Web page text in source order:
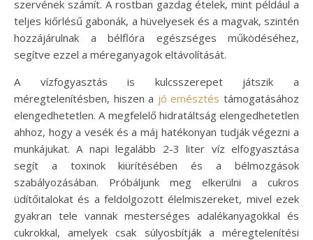
szervének számít. A rostban gazdag ételek, mint például a
teljes kiőrlésű gabonák, a hüvelyesek és a magvak, szintén
hozzájárulnak a bélflóra egészséges működéséhez,
segítve ezzel a méreganyagok eltávolítását.
A vízfogyasztás is kulcsszerepet játszik a
méregtelenítésben, hiszen a jó emésztés támogatásához
elengedhetetlen. A megfelelő hidratáltság elengedhetetlen
ahhoz, hogy a vesék és a máj hatékonyan tudják végezni a
munkájukat. A napi legalább 2-3 liter víz elfogyasztása
segít a toxinok kiürítésében és a bélmozgások
szabályozásában. Próbáljunk meg elkerülni a cukros
üdítőitalokat és a feldolgozott élelmiszereket, mivel ezek
gyakran tele vannak mesterséges adalékanyagokkal és
cukrokkal, amelyek csak súlyosbítják a méregtelenítési